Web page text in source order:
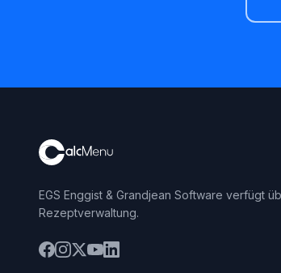
EGS Enggist & Grandjean Software verfügt
Rezeptverwaltung.